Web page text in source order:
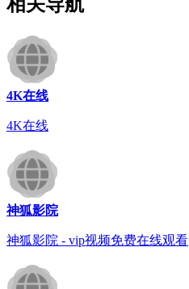
相关导航
4K在线
4K在线
神狐影院
神狐影院 - vip视频免费在线观看